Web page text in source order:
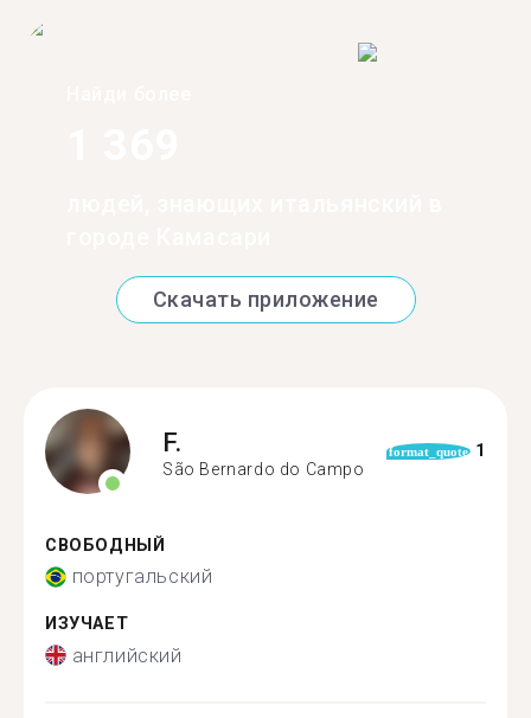
Скачать приложение
F.
São Bernardo do Campo
format_quote 1
СВОБОДНЫЙ
португальский
ИЗУЧАЕТ
английский